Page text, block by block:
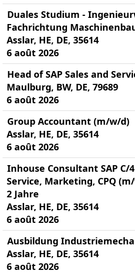
Duales Studium -
Fachrichtung
Asslar, HE, DE, 35614
6 août 2026
Head of SAP Sales and
Maulburg, BW, DE, 79689
6 août 2026
Group Accountant (m/w/d)
Asslar, HE, DE, 35614
6 août 2026
Inhouse Consultant SAP C/
Service, Marketing, CPQ
2 Jahre
Asslar, HE, DE, 35614
6 août 2026
Ausbildung
Asslar, HE, DE, 35614
6 août 2026